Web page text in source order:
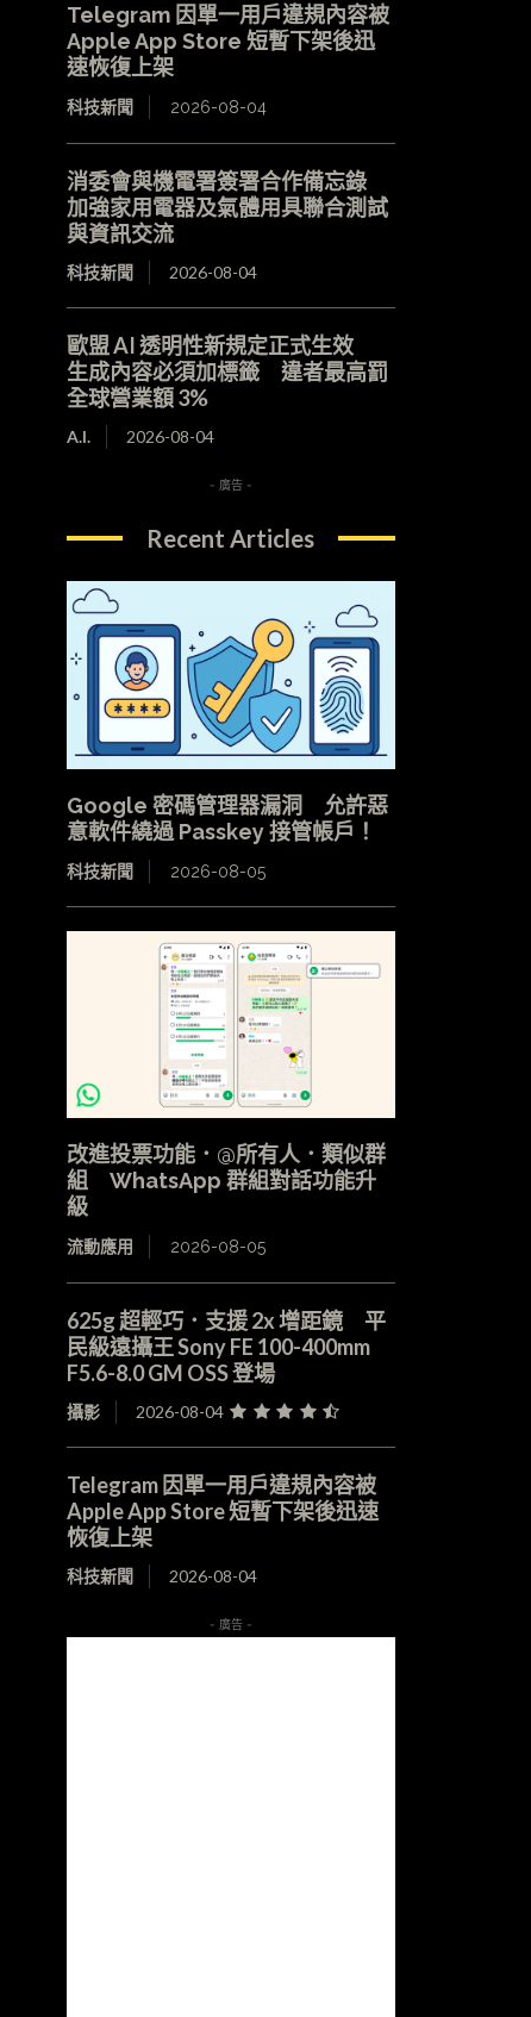
Telegram 因單一用戶違規內容被
Apple App Store 短暫下架後迅
速恢復上架
科技新聞 2026-08-04
消委會與機電署簽署合作備忘錄
加強家用電器及氣體用具聯合測試
與資訊交流
科技新聞 2026-08-04
歐盟 AI 透明性新規定正式生效
生成內容必須加標籤 違者最高罰
全球營業額 3%
A.I. 2026-08-04
- 廣告 -
Recent Articles
Google 密碼管理器漏洞 允許惡
意軟件繞過 Passkey 接管帳戶！
科技新聞 2026-08-05
改進投票功能．@所有人．類似群
組 WhatsApp 群組對話功能升
級
流動應用 2026-08-05
625g 超輕巧．支援 2x 增距鏡 平
民級遠攝王 Sony FE 100-400mm
F5.6-8.0 GM OSS 登場
攝影 2026-08-04
Telegram 因單一用戶違規內容被
Apple App Store 短暫下架後迅速
恢復上架
科技新聞 2026-08-04
- 廣告 -